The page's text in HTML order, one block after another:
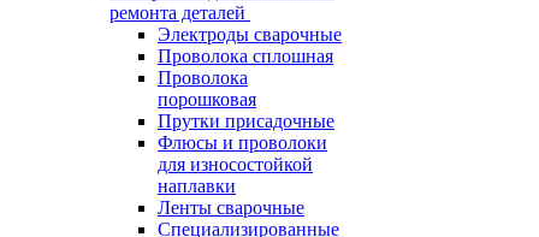
ремонта деталей
Электроды сварочные
Проволока сплошная
Проволока
порошковая
Прутки присадочные
Флюсы и проволоки
для износостойкой
наплавки
Ленты сварочные
Специализированные